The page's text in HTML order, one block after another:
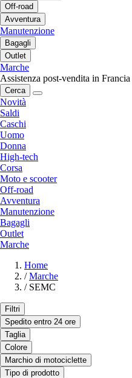
Off-road
Avventura
Manutenzione
Bagagli
Outlet
Marche
Assistenza post-vendita in Francia
Cerca
Novità
Saldi
Caschi
Uomo
Donna
High-tech
Corsa
Moto e scooter
Off-road
Avventura
Manutenzione
Bagagli
Outlet
Marche
Home
/ Marche
/ SEMC
Filtri
Spedito entro 24 ore
Taglia
Colore
Marchio di motociclette
Tipo di prodotto